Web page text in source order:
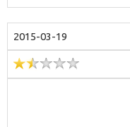
2015-03-19